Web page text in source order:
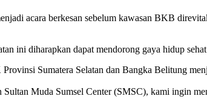
acara berkesan sebelum kawasan BKB
ini diharapkan dapat mendorong gaya hidup
Provinsi Sumatera Selatan dan Bangka Belitung
Muda Sumsel Center (SMSC), kami ingin